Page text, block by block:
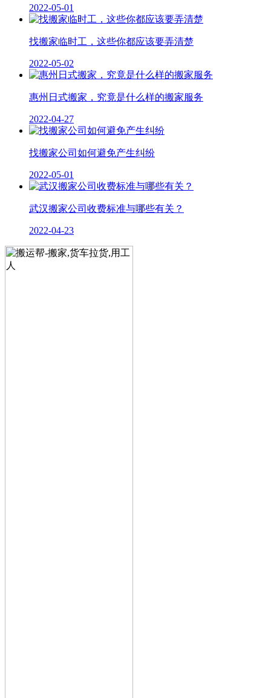
2022-05-01
找搬家临时工，这些你都应该要弄清楚
2022-05-02
惠州日式搬家，究竟是什么样的搬家服务
2022-04-27
找搬家公司如何避免产生纠纷
2022-05-01
武汉搬家公司收费标准与哪些有关？
2022-04-23